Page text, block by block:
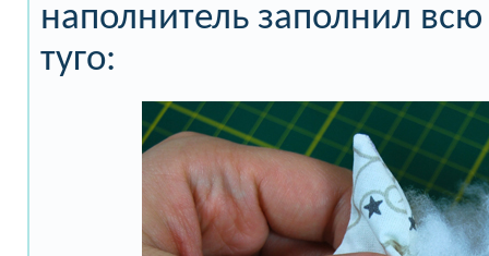
наполнитель заполнил
туго: